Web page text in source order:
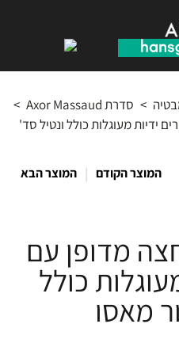
> סדרת Axor Massaud
>
לכיור רחצה מדופן עם 3 חורים ידיות מעוגלות כולל ונטיל סד'
המוצר הקודם | המוצר הבא
מדופן עם
כולל
מאסו